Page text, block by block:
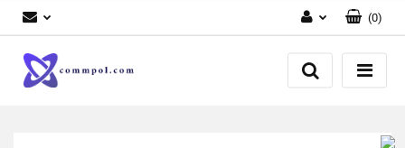
Zaloguj się
Zarejestruj się
(0)